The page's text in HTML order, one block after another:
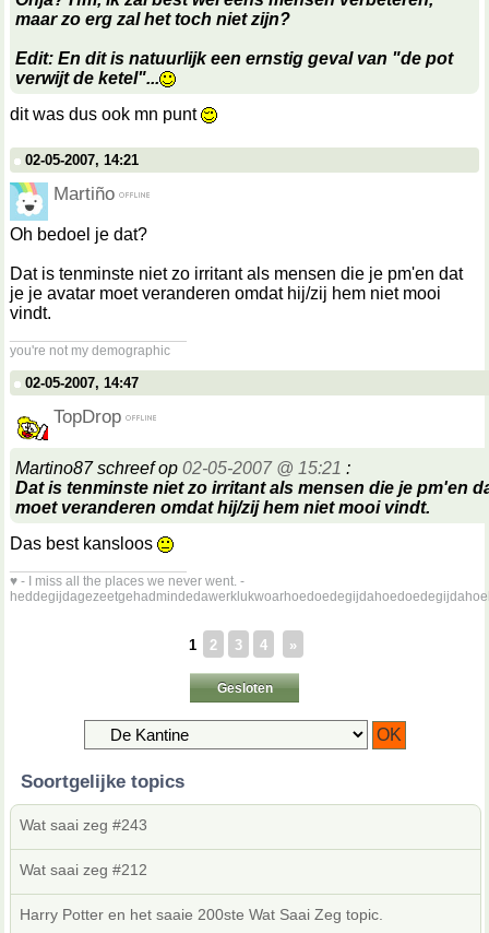
maar zo erg zal het toch niet zijn?
Edit: En dit is natuurlijk een ernstig geval van "de pot
verwijt de ketel"...
dit was dus ook mn punt
02-05-2007, 14:21
Martiño
Oh bedoel je dat?
Dat is tenminste niet zo irritant als mensen die je pm'en dat
je je avatar moet veranderen omdat hij/zij hem niet mooi
vindt.
you're not my demographic
02-05-2007, 14:47
TopDrop
Martino87 schreef op 02-05-2007 @ 15:21 :
Dat is tenminste niet zo irritant als mensen die je pm'en
moet veranderen omdat hij/zij hem niet mooi vindt.
Das best kansloos
♥ - I miss all the places we never went. -
1 2 3 4 »
Gesloten
Soortgelijke topics
Wat saai zeg #243
Wat saai zeg #212
Harry Potter en het saaie 200ste Wat Saai Zeg topic.